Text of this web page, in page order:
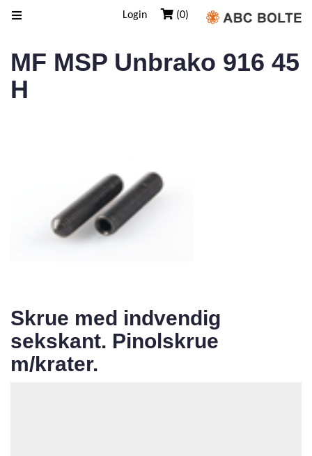
(0)
Login
MF MSP Unbrako 916 45
H
Skrue med indvendig
sekskant. Pinolskrue
m/krater.